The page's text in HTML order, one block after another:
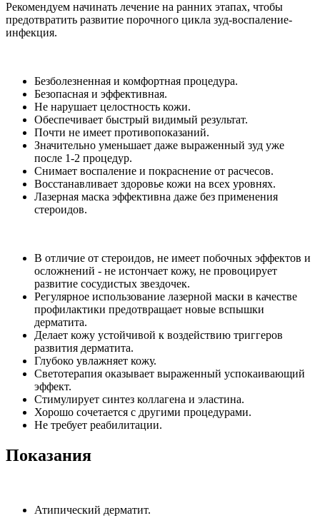
Рекомендуем начинать лечение на ранних этапах, чтобы
предотвратить развитие порочного цикла зуд-воспаление-
инфекция.
Безболезненная и комфортная процедура.
Безопасная и эффективная.
Не нарушает целостность кожи.
Обеспечивает быстрый видимый результат.
Почти не имеет противопоказаний.
Значительно уменьшает даже выраженный зуд уже
после 1-2 процедур.
Снимает воспаление и покраснение от расчесов.
Восстанавливает здоровье кожи на всех уровнях.
Лазерная маска эффективна даже без применения
стероидов.
В отличие от стероидов, не имеет побочных эффектов и
осложнений - не истончает кожу, не провоцирует
развитие сосудистых звездочек.
Регулярное использование лазерной маски в качестве
профилактики предотвращает новые вспышки
дерматита.
Делает кожу устойчивой к воздействию триггеров
развития дерматита.
Глубоко увлажняет кожу.
Светотерапия оказывает выраженный успокаивающий
эффект.
Стимулирует синтез коллагена и эластина.
Хорошо сочетается с другими процедурами.
Не требует реабилитации.
​Показания
Атипический дерматит.